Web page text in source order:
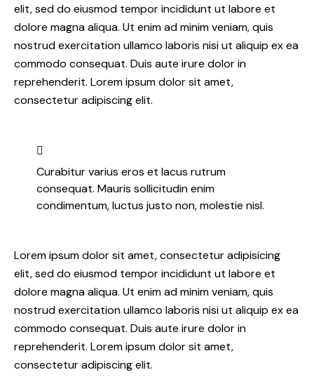
elit, sed do eiusmod tempor incididunt ut labore et
dolore magna aliqua. Ut enim ad minim veniam, quis
nostrud exercitation ullamco laboris nisi ut aliquip ex ea
commodo consequat. Duis aute irure dolor in
reprehenderit. Lorem ipsum dolor sit amet,
consectetur adipiscing elit.
Curabitur varius eros et lacus rutrum
consequat. Mauris sollicitudin enim
condimentum, luctus justo non, molestie nisl.
Lorem ipsum dolor sit amet, consectetur adipisicing
elit, sed do eiusmod tempor incididunt ut labore et
dolore magna aliqua. Ut enim ad minim veniam, quis
nostrud exercitation ullamco laboris nisi ut aliquip ex ea
commodo consequat. Duis aute irure dolor in
reprehenderit. Lorem ipsum dolor sit amet,
consectetur adipiscing elit.